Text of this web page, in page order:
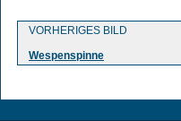
VORHERIGES BILD
Wespenspinne